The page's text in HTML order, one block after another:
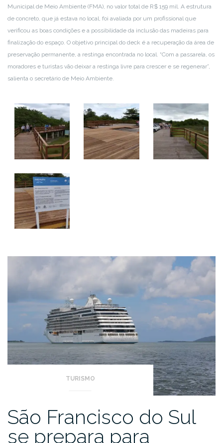
Municipal de Meio Ambiente (FMA), no valor total de R$ 159 mil. A estrutura
de concreto, que já estava no local, foi avaliada por um profissional que
verificou as boas condições e a possibilidade da inclusão das madeiras para
finalização do espaço. O objetivo principal do deck é a recuperação da área de
preservação permanente, a restinga encontrada no local. “Com a passarela, os
moradores e turistas vão deixar a restinga livre para crescer e se regenerar”,
salienta o secretário de Meio Ambiente.
TURISMO
São Francisco do Sul
se prepara para